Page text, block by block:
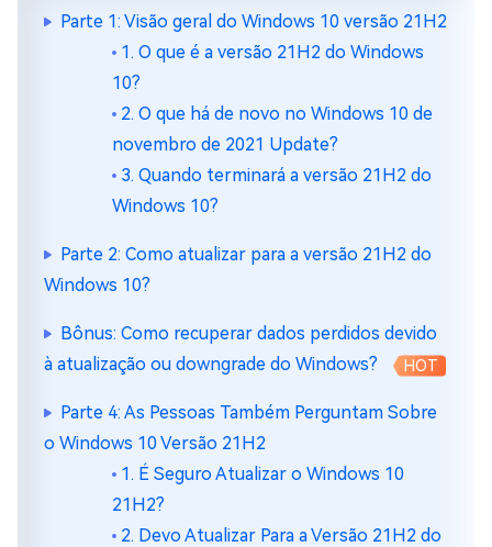
Parte 1: Visão geral do Windows 10 versão 21H2
1. O que é a versão 21H2 do Windows
10?
2. O que há de novo no Windows 10 de
novembro de 2021 Update?
3. Quando terminará a versão 21H2 do
Windows 10?
Parte 2: Como atualizar para a versão 21H2 do
Windows 10?
Bônus: Como recuperar dados perdidos devido
à atualização ou downgrade do Windows?
HOT
Parte 4: As Pessoas Também Perguntam Sobre
o Windows 10 Versão 21H2
1. É Seguro Atualizar o Windows 10
21H2?
2. Devo Atualizar Para a Versão 21H2 do